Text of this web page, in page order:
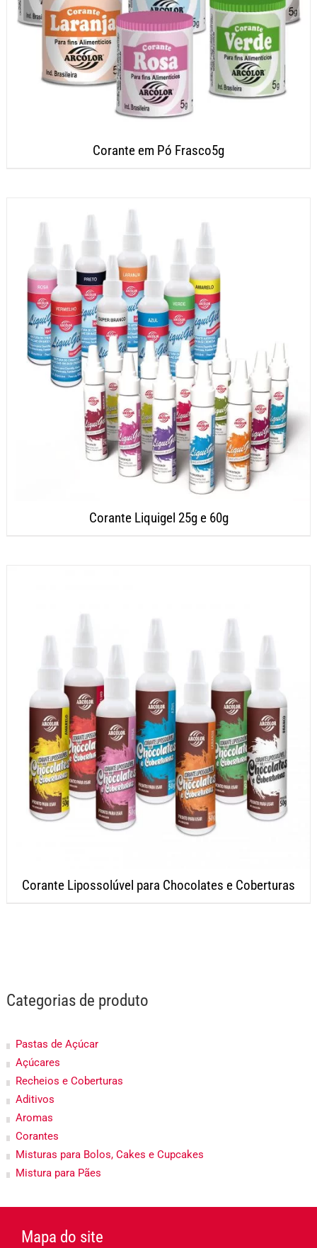
Corante em Pó Frasco5g
Corante Liquigel 25g e 60g
Corante Lipossolúvel para Chocolates e Coberturas
Categorias de produto
Pastas de Açúcar
Açúcares
Recheios e Coberturas
Aditivos
Aromas
Corantes
Misturas para Bolos, Cakes e Cupcakes
Mistura para Pães
Mapa do site